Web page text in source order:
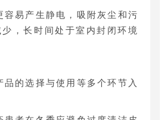
易产生静电，吸附灰尘和污
，长时间处于室内封闭环境
的选择与使用等多个环节入